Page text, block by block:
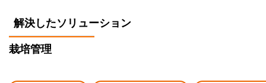
解決したソリューション
栽培管理